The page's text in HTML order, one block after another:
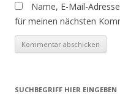
Name, E-Mail-
für meinen nächsten
SUCHBEGRIFF HIER EINGEBEN